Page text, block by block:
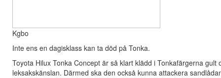
Kgbo
Inte ens en dagisklass kan ta död på Tonka.
Toyota Hilux Tonka Concept är så klart klädd i Tonkafärgerna
leksakskänslan. Därmed ska den också kunna attackera